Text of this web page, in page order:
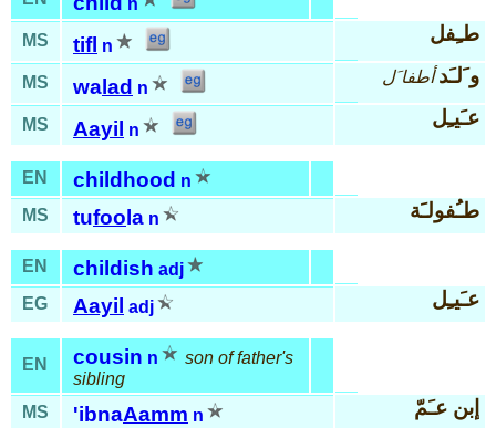
n
MS
tifl n
طـِفل
MS wa lad n
و َلـَد أطفا َل
MS Aayil n
عـَيـِل
EN childhood n
MS
tufoo la n طـُفولـَة
EN childish adj
EG
Aayil adj عـَيـِل
EN cousin n
son of father's
sibling
MS
'ibnaAamm n إبن عـَمّ